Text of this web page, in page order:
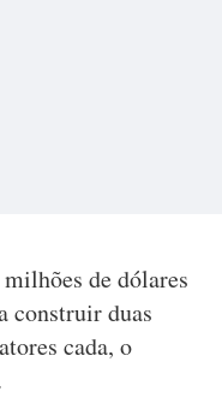
de dólares
construir duas
cada, o